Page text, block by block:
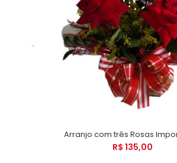
Arranjo com três Rosas
R$ 135,00